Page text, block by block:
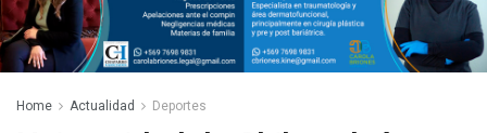
Home Actualidad Deportes